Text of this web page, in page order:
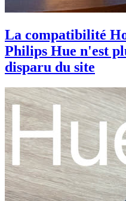
La compatibilité
Philips Hue n'est
disparu du site